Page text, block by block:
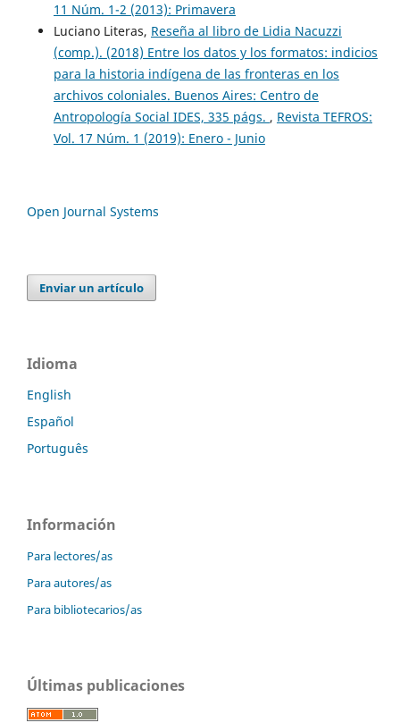
11 Núm. 1-2 (2013): Primavera
Luciano Literas, Reseña al libro de Lidia Nacuzzi
(comp.). (2018) Entre los datos y los formatos: indicios
para la historia indígena de las fronteras en los
archivos coloniales. Buenos Aires: Centro de
Antropología Social IDES, 335 págs. , Revista TEFROS:
Vol. 17 Núm. 1 (2019): Enero - Junio
Open Journal Systems
Enviar un artículo
Idioma
English
Español
Português
Información
Para lectores/as
Para autores/as
Para bibliotecarios/as
Últimas publicaciones